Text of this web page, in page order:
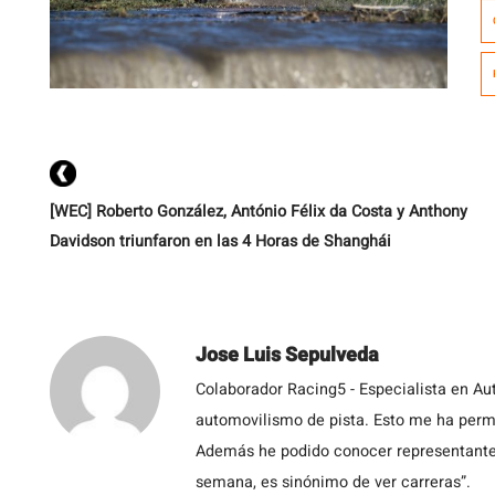
[WEC] Roberto González, António Félix da Costa y Anthony
Davidson triunfaron en las 4 Horas de Shanghái
Jose Luis Sepulveda
Colaborador Racing5 - Especialista en
automovilismo de pista. Esto me ha
Además he podido conocer
semana, es sinónimo de ver carreras”.